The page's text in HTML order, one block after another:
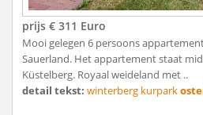
prijs € 311 Euro
Mooi gelegen 6 persoons
Sauerland. Het appartement staat
Küstelberg. Royaal weideland met ..
detail tekst: winterberg kurpark